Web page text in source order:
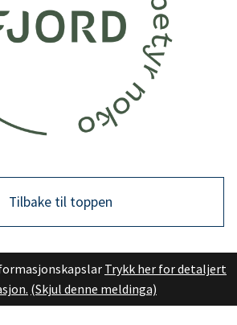
Tilbake til toppen
Trykk her for detaljert
(Skjul denne meldinga)